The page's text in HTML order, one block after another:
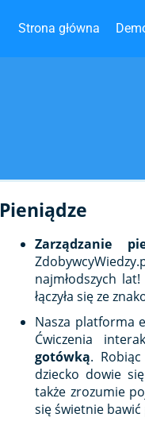
Strona główna
Pieniądze
Zarządzanie
najmłodszych
łączyła się ze
Nasza platforma
Ćwiczenia
gotówką.
dziecko dowie
także zrozumie
się świetnie bawić